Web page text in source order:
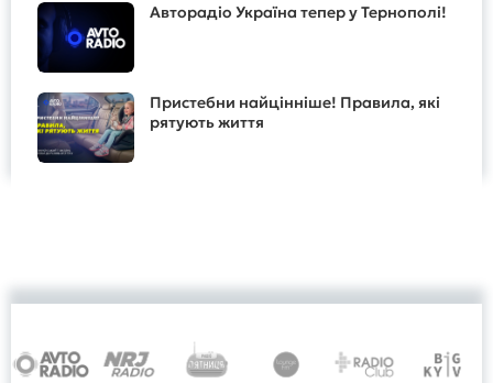
Авторадіо Україна тепер у Тернополі!
Пристебни найцінніше! Правила, які
рятують життя